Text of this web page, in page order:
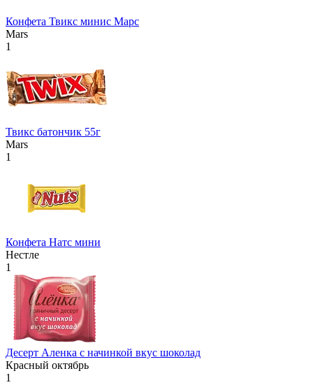
Конфета Твикс минис Марс
Mars
1
Твикс батончик 55г
Mars
1
Конфета Натс мини
Нестле
1
Десерт Аленка с начинкой вкус шоколад
Красный октябрь
1